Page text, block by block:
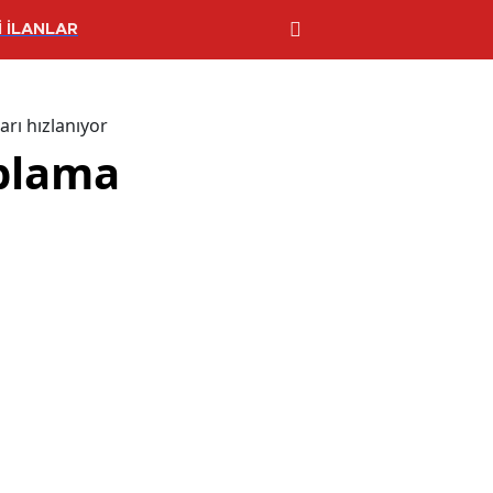
İLANLAR
hızlanıyor